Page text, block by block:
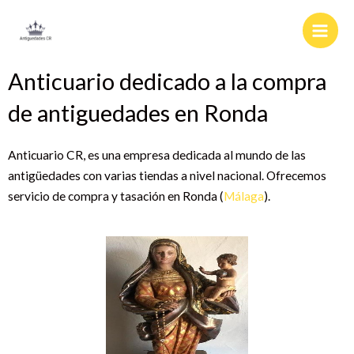
Anticuario dedicado a la compra
de antiguedades en Ronda
Anticuario CR, es una empresa dedicada al mundo de las
antigüedades con varias tiendas a nivel nacional. Ofrecemos
servicio de compra y tasación en Ronda (Málaga).